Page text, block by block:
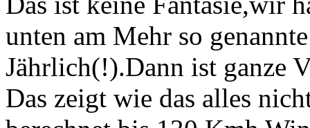
unten am Mehr so
Jährlich(!).Dann ist ganze
Das zeigt wie das alles